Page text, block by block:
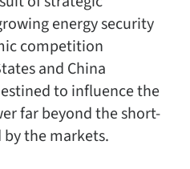
energy security
competition
and China
to influence the
far beyond the short-
the markets.